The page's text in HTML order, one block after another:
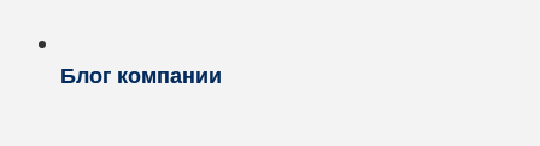
Блог компании